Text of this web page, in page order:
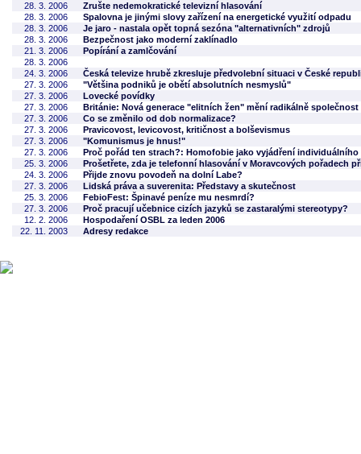
28. 3. 2006
Zrušte nedemokratické televizní hlasování
28. 3. 2006
Spalovna je jinými slovy zařízení na energetické využití odpadu
28. 3. 2006
Je jaro - nastala opět topná sezóna "alternativních" zdrojů
28. 3. 2006
Bezpečnost jako moderní zaklínadlo
21. 3. 2006
Popírání a zamlčování
28. 3. 2006
24. 3. 2006
Česká televize hrubě zkresluje předvolební situaci v České
27. 3. 2006
"Většina podniků je obětí absolutních nesmyslů"
27. 3. 2006
Lovecké povídky
27. 3. 2006
Británie: Nová generace "elitních žen" mění radikálně společnost
27. 3. 2006
Co se změnilo od dob normalizace?
27. 3. 2006
Pravicovost, levicovost, kritičnost a bolševismus
27. 3. 2006
"Komunismus je hnus!"
27. 3. 2006
Proč pořád ten strach?: Homofobie jako vyjádření individuálního
25. 3. 2006
Prošetřete, zda je telefonní hlasování v Moravcových pořadech
24. 3. 2006
Přijde znovu povodeň na dolní Labe?
27. 3. 2006
Lidská práva a suverenita: Představy a skutečnost
25. 3. 2006
FebioFest: Špinavé peníze mu nesmrdí?
27. 3. 2006
Proč pracují učebnice cizích jazyků se zastaralými stereotypy?
12. 2. 2006
Hospodaření OSBL za leden 2006
22. 11. 2003
Adresy redakce